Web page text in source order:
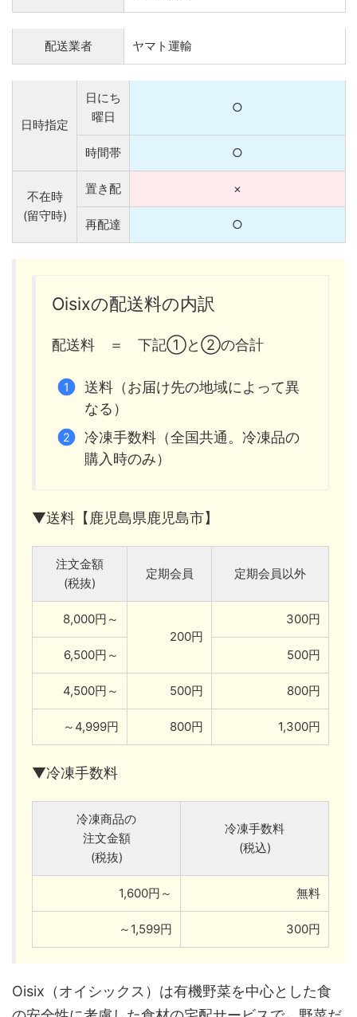
配送業者 ヤマト運輸
日時指定
日にち
曜日
○
時間帯 ○
不在時
(留守時)
置き配 ×
再配達 ○
Oisixの配送料の内訳
配送料 ＝ 下記①と②の合計
送料（お届け先の地域によって異
なる）
冷凍手数料（全国共通。冷凍品の
購入時のみ）
▼送料【鹿児島県鹿児島市】
注文金額
(税抜)
定期会員 定期会員以外
8,000円～
200円
300円
6,500円～ 500円
4,500円～ 500円 800円
～4,999円 800円 1,300円
▼冷凍手数料
冷凍商品の
注文金額
(税抜)
冷凍手数料
(税込)
1,600円～ 無料
～1,599円 300円
Oisix（オイシックス）は有機野菜を中心とした食